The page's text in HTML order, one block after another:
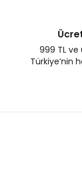
999 TL
Türkiye’nin